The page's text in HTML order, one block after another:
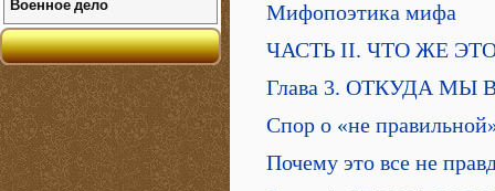
Мифопоэтика мифа
ЧАСТЬ II. ЧТО ЖЕ
Глава 3. ОТКУДА МЫ
Спор о «не
Почему это все не